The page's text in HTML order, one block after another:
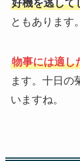
好機を逃して
ともあります。
物事には適し
ます。十日の
いますね。